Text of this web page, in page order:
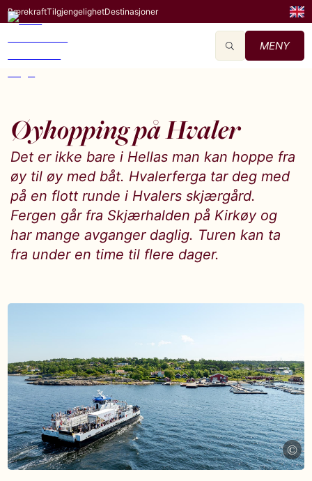
BærekraftTilgjengelighetDestinasjoner
MENY
Øyhopping på Hvaler
Det er ikke bare i Hellas man kan hoppe fra
øy til øy med båt. Hvalerferga tar deg med
på en flott runde i Hvalers skjærgård.
Fergen går fra Skjærhalden på Kirkøy og
har mange avganger daglig. Turen kan ta
fra under en time til flere dager.
©